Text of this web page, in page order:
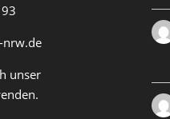
nrw.de
unser